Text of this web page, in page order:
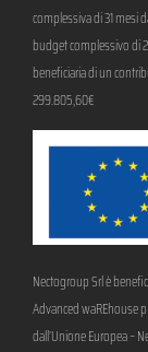
complessiva di 31 mesi
budget complessivo di
beneficiaria di un
299.805,60€
Nectogroup Srl è
Advanced waREhouse
dall’Unione Europea –